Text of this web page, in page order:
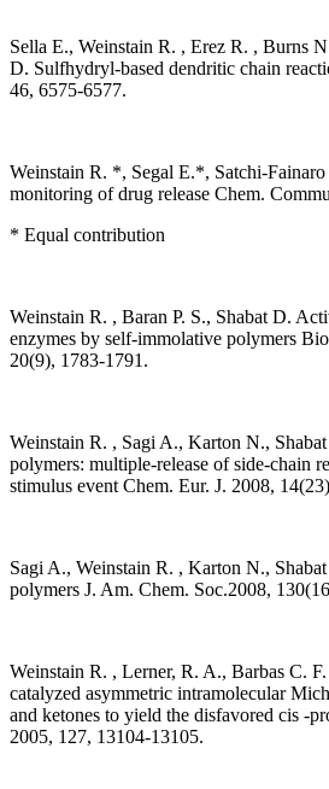
Sella E., Weinstain R. , Erez R. , Burns
D. Sulfhydryl-based dendritic chain
46, 6575-6577.
Weinstain R. *, Segal E.*, Satchi-
monitoring of drug release Chem.
* Equal contribution
Weinstain R. , Baran P. S., Shabat D.
enzymes by self-immolative polymers
20(9), 1783-1791.
Weinstain R. , Sagi A., Karton N.,
polymers: multiple-release of side-chain
stimulus event Chem. Eur. J. 2008,
Sagi A., Weinstain R. , Karton N.,
polymers J. Am. Chem. Soc.2008,
Weinstain R. , Lerner, R. A., Barbas C.
catalyzed asymmetric intramolecular
and ketones to yield the disfavored cis -
2005, 127, 13104-13105.